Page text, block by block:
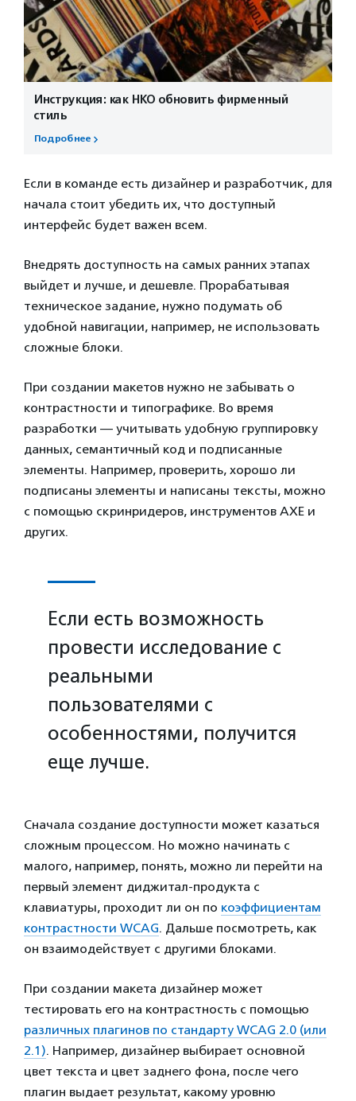
Инструкция: как НКО обновить фирменный
стиль
Подробнее
Если в команде есть дизайнер и разработчик, для
начала стоит убедить их, что доступный
интерфейс будет важен всем.
Внедрять доступность на самых ранних этапах
выйдет и лучше, и дешевле. Прорабатывая
техническое задание, нужно подумать об
удобной навигации, например, не использовать
сложные блоки.
При создании макетов нужно не забывать о
контрастности и типографике. Во время
разработки — учитывать удобную группировку
данных, семантичный код и подписанные
элементы. Например, проверить, хорошо ли
подписаны элементы и написаны тексты, можно
с помощью скринридеров, инструментов AXE и
других.
Если есть возможность
провести исследование с
реальными
пользователями с
особенностями, получится
еще лучше.
Сначала создание доступности может казаться
сложным процессом. Но можно начинать с
малого, например, понять, можно ли перейти на
первый элемент диджитал-продукта с
клавиатуры, проходит ли он по коэффициентам
контрастности WCAG. Дальше посмотреть, как
он взаимодействует с другими блоками.
При создании макета дизайнер может
тестировать его на контрастность с помощью
различных плагинов по стандарту WCAG 2.0 (или
2.1). Например, дизайнер выбирает основной
цвет текста и цвет заднего фона, после чего
плагин выдает результат, какому уровню